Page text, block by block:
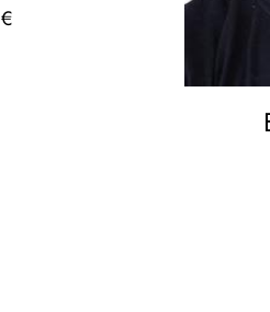
€